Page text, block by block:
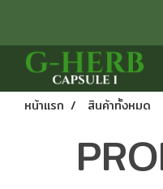
หน้าแรก สินค้าทั้งหมด